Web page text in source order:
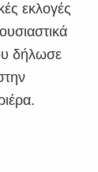
εκλογές
δήλωσε